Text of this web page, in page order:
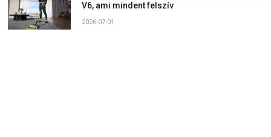
V6, ami mindent felszív
2026-07-01